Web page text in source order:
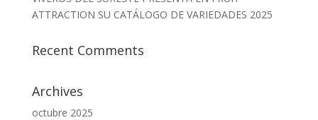
ATTRACTION SU CATÁLOGO DE VARIEDADES 2025
Recent Comments
Archives
octubre 2025